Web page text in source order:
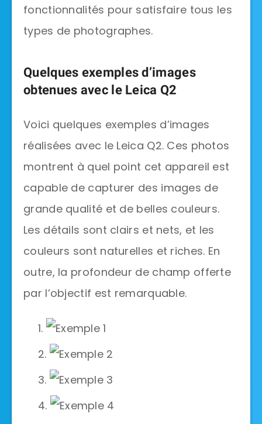
fonctionnalités pour satisfaire tous les
types de photographes.
Quelques exemples d’images
obtenues avec le Leica Q2
Voici quelques exemples d’images
réalisées avec le Leica Q2. Ces photos
montrent à quel point cet appareil est
capable de capturer des images de
grande qualité et de belles couleurs.
Les détails sont clairs et nets, et les
couleurs sont naturelles et riches. En
outre, la profondeur de champ offerte
par l’objectif est remarquable.